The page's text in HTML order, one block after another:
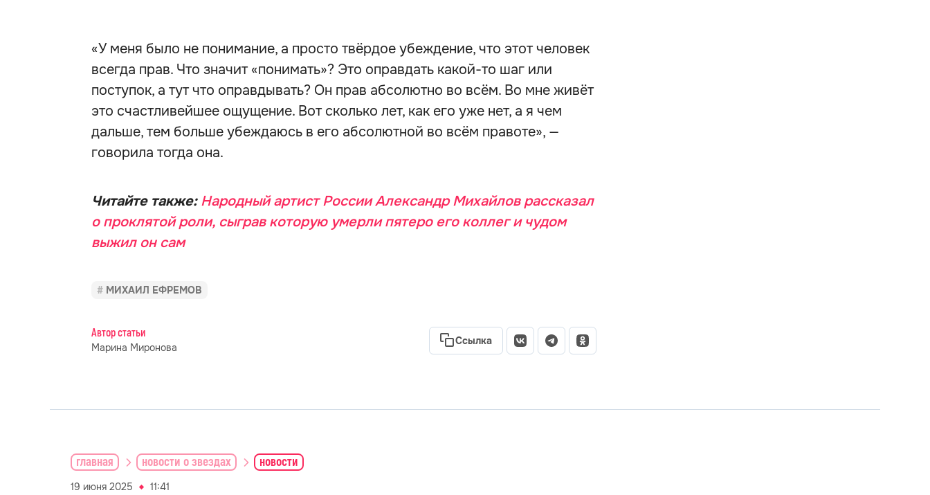
«У меня было не понимание, а просто твёрдое убеждение, что этот человек
всегда прав. Что значит «понимать»? Это оправдать какой-то шаг или
поступок, а тут что оправдывать? Он прав абсолютно во всём. Во мне живёт
это счастливейшее ощущение. Вот сколько лет, как его уже нет, а я чем
дальше, тем больше убеждаюсь в его абсолютной во всём правоте», —
говорила тогда она.
Читайте также: Народный артист России Александр Михайлов рассказал
о проклятой роли, сыграв которую умерли пятеро его коллег и чудом
выжил он сам
МИХАИЛ ЕФРЕМОВ
Автор статьи
Марина Миронова
Ссылка
главная новости о звездах новости
19 июня 2025 11:41